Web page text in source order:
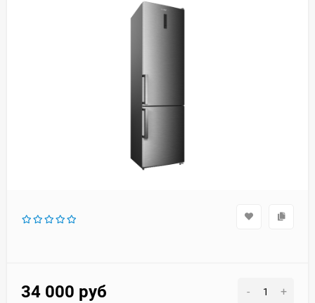
34 000 руб - +